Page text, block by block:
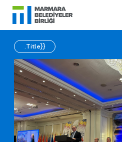
.Title}}